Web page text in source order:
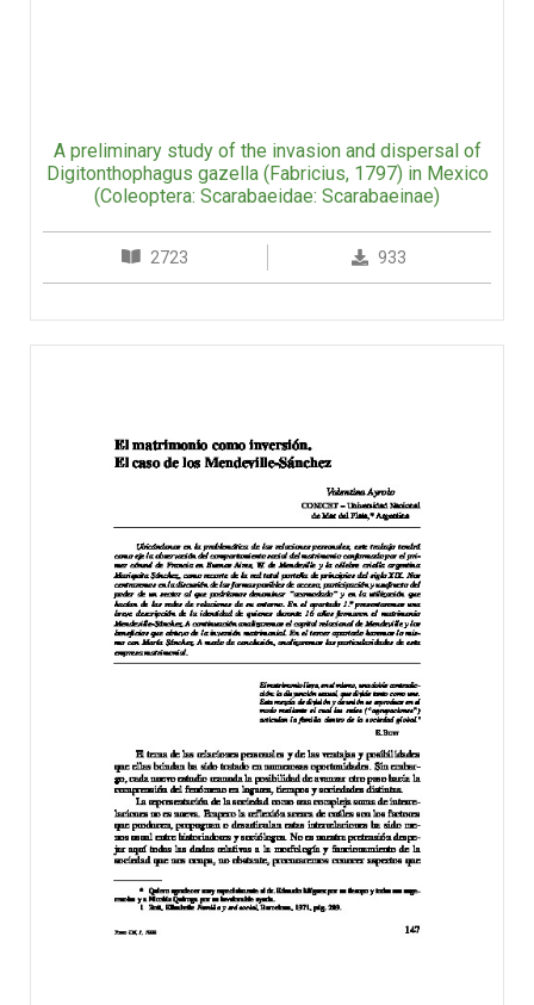
A preliminary study of the invasion and dispersal of
Digitonthophagus gazella (Fabricius, 1797) in Mexico
(Coleoptera: Scarabaeidae: Scarabaeinae)
2723 933